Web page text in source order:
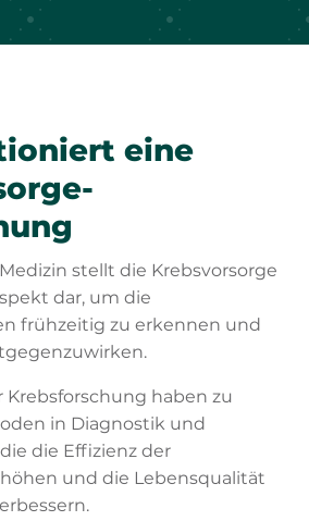
eine
stellt die Krebsvorsorge
dar, um die
frühzeitig zu erkennen und
haben zu
in Diagnostik und
die Effizienz der
und die Lebensqualität